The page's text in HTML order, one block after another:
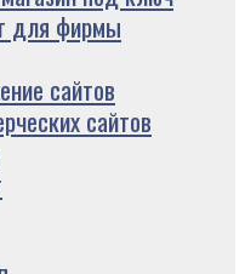
для фирмы
сайтов
сайтов